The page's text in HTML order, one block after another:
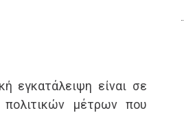
εγκατάλειψη είναι σε
μέτρων που